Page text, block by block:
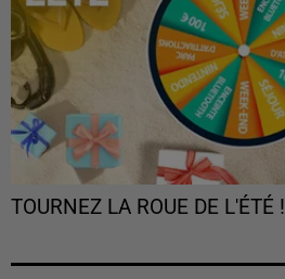
TOURNEZ LA ROUE DE L'ÉTÉ !